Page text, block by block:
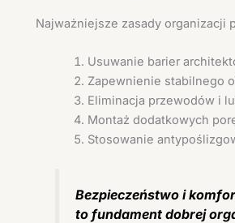
Najważniejsze zasady organizacji
Usuwanie barier
Zapewnienie stabilnego
Eliminacja przewodów i
Montaż dodatkowych
Stosowanie
Bezpieczeństwo i
to fundament dobrej